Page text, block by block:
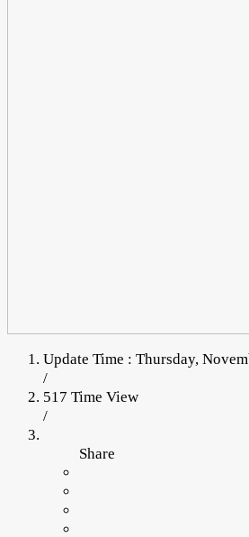
Update Time : Thursday,
/
517 Time View
/
Share